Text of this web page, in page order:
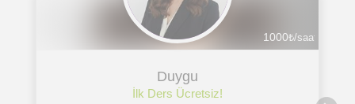
1000₺/saat
Duygu
İlk Ders Ücretsiz!